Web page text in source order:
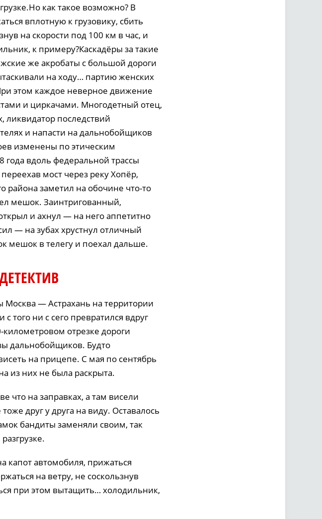
как такое возможно? В
вплотную к грузовику, сбить
на скорости под 100 км в час, и
к примеру?Каскадёры за такие
же акробаты с большой дороги
на ходу… партию женских
этом каждое неверное движение
и циркачами. Многодетный отец,
ликвидатор последствий
и напасти на дальнобойщиков
изменены по этическим
вдоль федеральной трассы
мост через реку Хопёр,
района заметил на обочине что-то
мешок. Заинтригованный,
и ахнул — на него аппетитно
— на зубах хрустнул отличный
мешок в телегу и поехал дальше.
Москва — Астрахань на территории
того ни с сего превратился вдруг
отрезке дороги
дальнобойщиков. Будто
на прицепе. С мая по сентябрь
из них не была раскрыта.
что на заправках, а там висели
друг у друга на виду. Оставалось
бандиты заменяли своим, так
капот автомобиля, прижаться
на ветру, не соскользнув
при этом вытащить… холодильник,